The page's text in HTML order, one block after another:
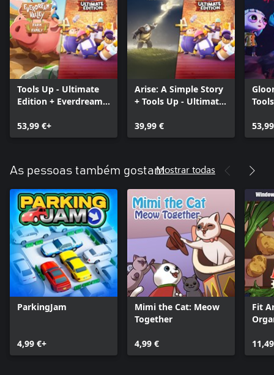
Tools Up - Ultimate
Edition + Everdream
Family Pack
53,99 €+
Arise: A Simple Story
+ Tools Up - Ultimate
39,99 €
As pessoas também gostamMostrar todas
ParkingJam
4,99 €+
Mimi the Cat: Meow
Together
4,99 €
Fit